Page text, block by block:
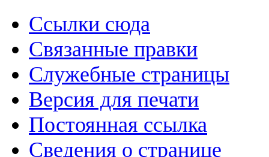
Ссылки сюда
Связанные правки
Служебные страницы
Версия для печати
Постоянная ссылка
Сведения о странице